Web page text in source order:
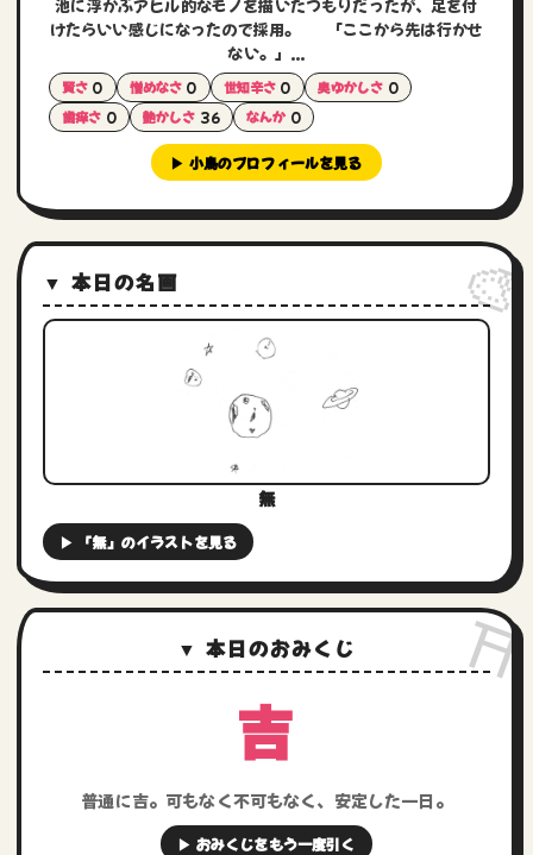
池に浮かぶアヒル的なモノを描いたつもりだったが、足を付
けたらいい感じになったので採用。 「ここから先は行かせ
ない。」...
賢さ 0 憎めなさ 0 世知辛さ 0 奥ゆかしさ 0
歯痒さ 0 艶かしさ 36 なんか 0
▶ 小鳥のプロフィールを見る
▼ 本日の名画
無
▶ 「無」のイラストを見る
▼ 本日のおみくじ
吉
普通に吉。可もなく不可もなく、安定した一日。
▶ おみくじをもう一度引く